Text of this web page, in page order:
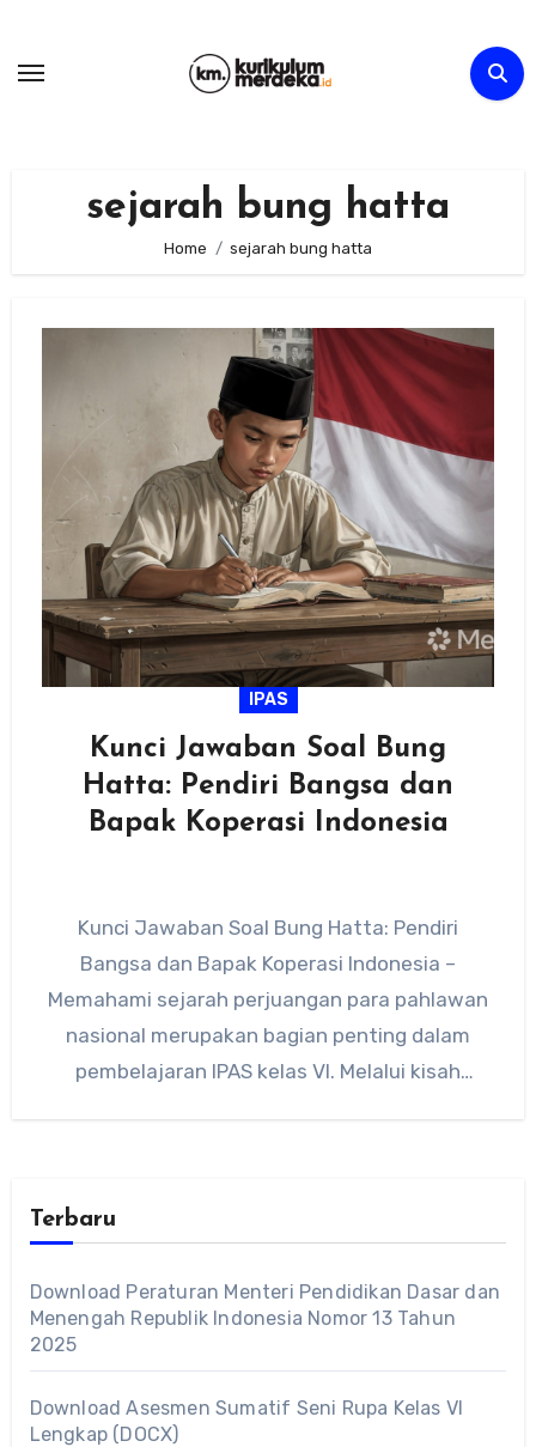
content
sejarah bung hatta
Home sejarah bung hatta
IPAS
Kunci Jawaban Soal Bung
Hatta: Pendiri Bangsa dan
Bapak Koperasi Indonesia
Kunci Jawaban Soal Bung Hatta: Pendiri
Bangsa dan Bapak Koperasi Indonesia –
Memahami sejarah perjuangan para pahlawan
nasional merupakan bagian penting dalam
pembelajaran IPAS kelas VI. Melalui kisah
Terbaru
Download Peraturan Menteri Pendidikan Dasar dan
Menengah Republik Indonesia Nomor 13 Tahun
2025
Download Asesmen Sumatif Seni Rupa Kelas VI
Lengkap (DOCX)